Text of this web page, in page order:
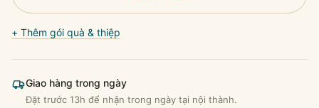
+ Thêm gói quà & thiệp
Giao hàng trong ngày
Đặt trước 13h để nhận trong ngày tại nội thành.